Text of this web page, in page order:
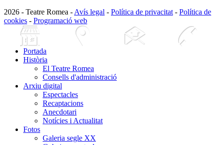
2026 - Teatre Romea - Avís legal - Política de privacitat - Política de
cookies - Programació web
Portada
Història
El Teatre Romea
Consells d'administració
Arxiu digital
Espectacles
Recaptacions
Anecdotari
Notícies i Actualitat
Fotos
Galeria segle XX